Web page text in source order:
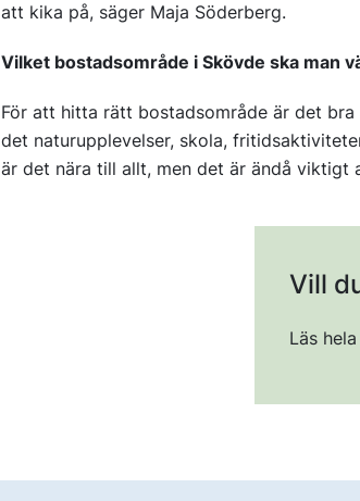
att kika på, säger Maja Söderberg.
Vilket bostadsområde i Skövde ska man
För att hitta rätt bostadsområde är det
det naturupplevelser, skola,
är det nära till allt, men det är ändå viktigt
Vill
Läs